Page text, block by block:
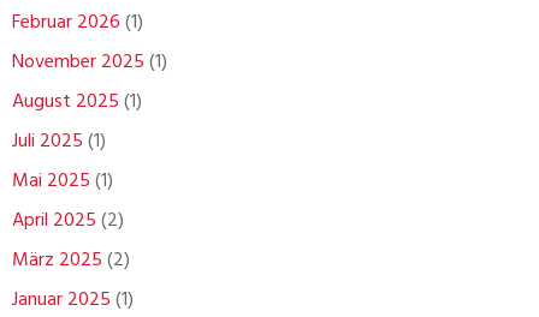
Februar 2026(1)
November 2025(1)
August 2025(1)
Juli 2025(1)
Mai 2025(1)
April 2025(2)
März 2025(2)
Januar 2025(1)